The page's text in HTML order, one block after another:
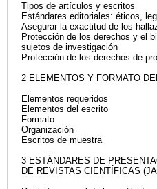
Tipos de artículos y escritos
Estándares editoriales: éticos,
Asegurar la exactitud de los
Protección de los derechos y el
sujetos de investigación
Protección de los derechos de
2 ELEMENTOS Y FORMATO
Elementos requeridos
Elementos del escrito
Formato
Organización
Escritos de muestra
3 ESTÁNDARES DE
DE REVISTAS CIENTÍFICAS